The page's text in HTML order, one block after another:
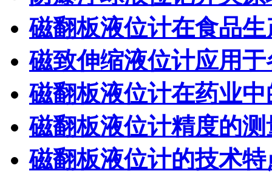
磁翻板液位计在食品
磁致伸缩液位计应用
磁翻板液位计在药业
磁翻板液位计精度的
磁翻板液位计的技术